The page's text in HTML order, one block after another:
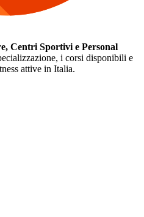
Centri Sportivi e Personal
i corsi disponibili e
attive in Italia.